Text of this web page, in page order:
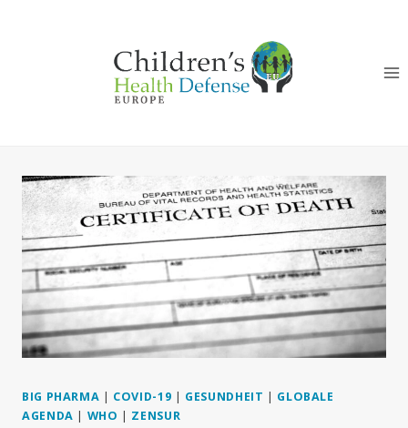
BIG PHARMA | COVID-19 | GESUNDHEIT | GLOBALE
AGENDA | WHO | ZENSUR